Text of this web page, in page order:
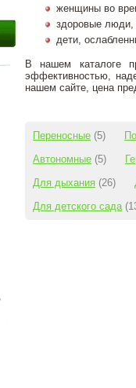
женщины во
здоровые люди,
дети,
В нашем каталоге
эффективностью,
нашем сайте, цена
Переносные (5)
Автономные (5)
Для дыхания (26)
Для детского сада